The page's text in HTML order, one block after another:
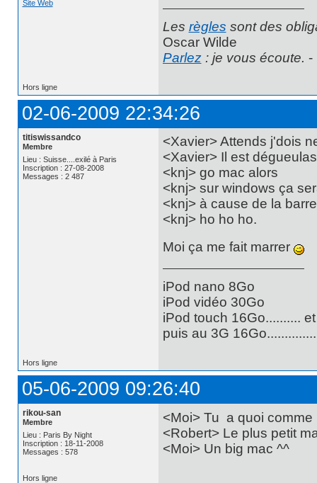
Site Web
Les règles sont des
Oscar Wilde
Parlez: je vous écoute. -
Hors ligne
02-06-2009 22:34:26
titiswissandco
Membre
Lieu : Suisse....exilé à Paris
Inscription : 27-08-2008
Messages : 2 487
<Xavier> Attends j'dois
<Xavier> Il est
<knj> go mac alors
<knj> sur windows ça
<knj> à cause de la
<knj> ho ho ho.
Moi ça me fait marrer
iPod nano 8Go
iPod vidéo 30Go
iPod touch 16Go..........
puis au 3G
Hors ligne
05-06-2009 09:26:40
rikou-san
Membre
Lieu : Paris By Night
Inscription : 18-11-2008
Messages : 578
<Moi> Tu a quoi comme
<Robert> Le plus petit
<Moi> Un big mac ^^
Hors ligne